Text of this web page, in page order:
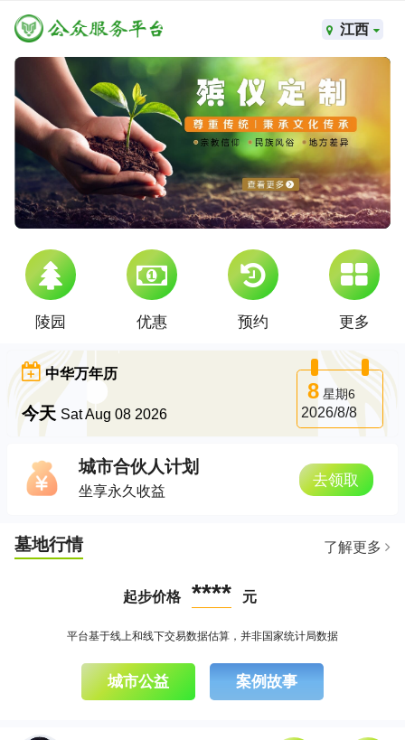
江西
陵园 优惠 预约 更多
中华万年历
今天 Sat Aug 08 2026
8星期6
2026/8/8
城市合伙人计划
坐享永久收益
去领取
墓地行情 了解更多
起步价格 **** 元
平台基于线上和线下交易数据估算，并非国家统计局数据
城市公益 案例故事